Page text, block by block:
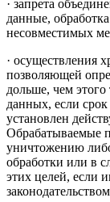
· запрета
данные,
несовместимых
· осуществления
позволяющей
дольше, чем
данных, если
установлен
Обрабатываемые
уничтожению
обработки или в
этих целей, если